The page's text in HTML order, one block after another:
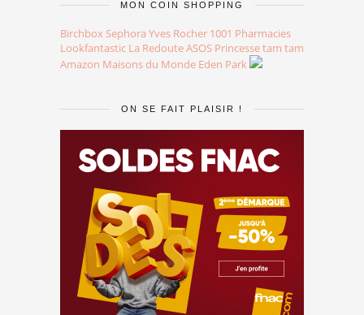
MON COIN SHOPPING
Birchbox Sephora Yves Rocher 1001 Pharmacies
Lookfantastic La RedouteASOS Princesse tam tam
Amazon Maisons du Monde Eden Park
ON SE FAIT PLAISIR !